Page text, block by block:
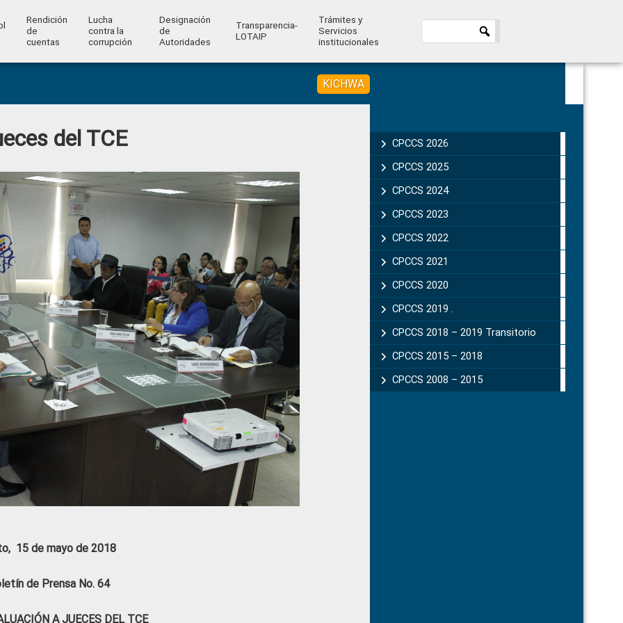
Rendición
de
cuentas
Lucha
contra la
corrupción
Designación
de
Autoridades
Transparencia-
LOTAIP
Trámites y
Servicios
institucionales
KICHWA
del TCE
15 de mayo de 2018
de Prensa No. 64
A JUECES DEL TCE
Sidebar
CPCCS 2026
CPCCS 2025
CPCCS 2024
CPCCS 2023
CPCCS 2022
CPCCS 2021
CPCCS 2020
CPCCS 2019 .
CPCCS 2018 – 2019 Transitorio
CPCCS 2015 – 2018
CPCCS 2008 – 2015